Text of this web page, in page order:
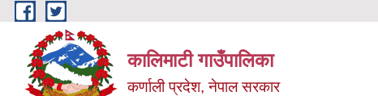
Skip to main content
कालिमाटी गाउँपालिका
कर्णाली प्रदेश, नेपाल सरकार